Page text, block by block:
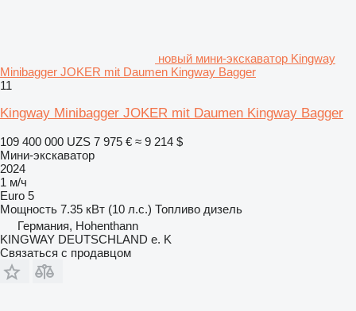
новый мини-экскаватор Kingway
Minibagger JOKER mit Daumen Kingway Bagger
11
Kingway Minibagger JOKER mit Daumen Kingway Bagger
109 400 000 UZS 7 975 € ≈ 9 214 $
Мини-экскаватор
2024
1 м/ч
Euro 5
Мощность 7.35 кВт (10 л.с.) Топливо дизель
Германия, Hohenthann
KINGWAY DEUTSCHLAND e. K
Связаться с продавцом